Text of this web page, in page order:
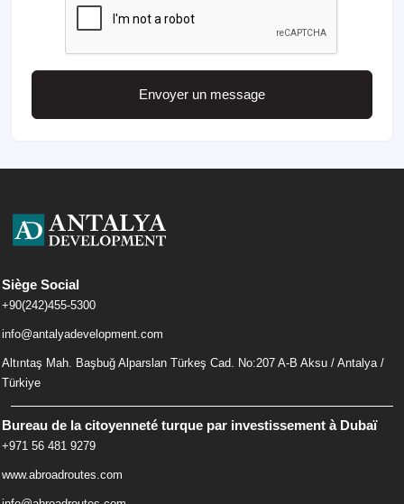
Envoyer un message
Siège Social
+90(242)455-5300
info@antalyadevelopment.com
Altıntaş Mah. Başbuğ Alparslan Türkeş Cad. No:207 A-B Aksu / Antalya /
Türkiye
Bureau de la citoyenneté turque par investissement à Dubaï
+971 56 481 9279
www.abroadroutes.com